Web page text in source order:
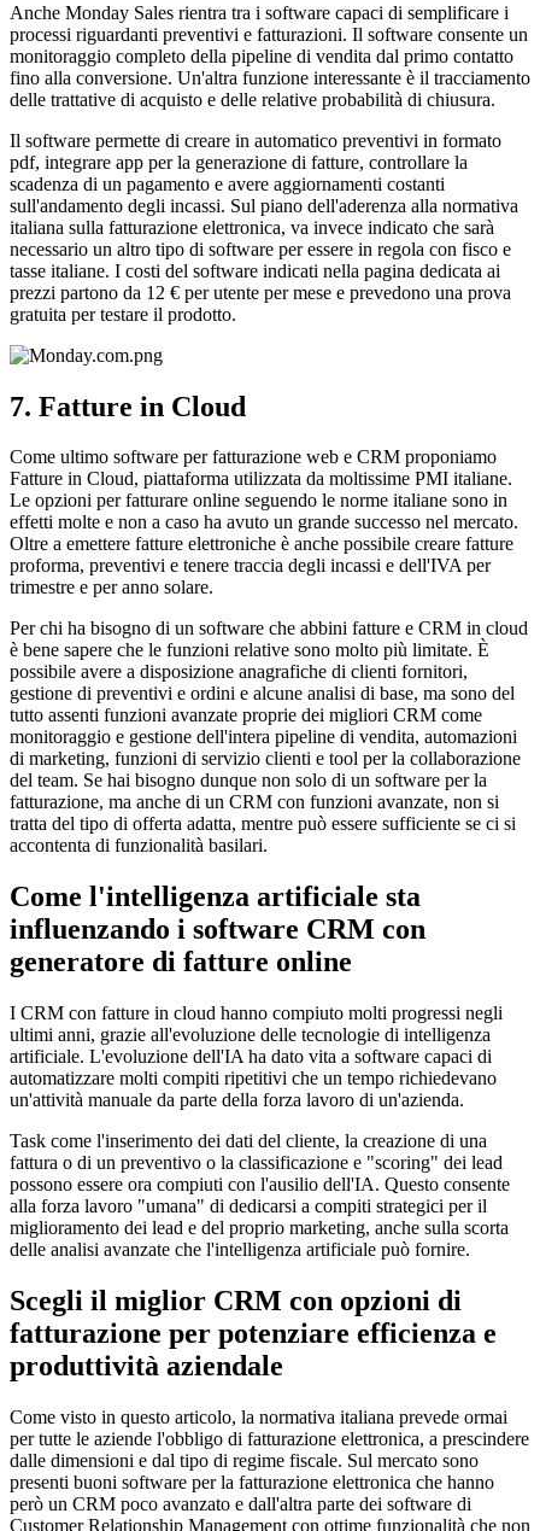
Anche Monday Sales rientra tra i software capaci di semplificare i
processi riguardanti preventivi e fatturazioni. Il software consente un
monitoraggio completo della pipeline di vendita dal primo contatto
fino alla conversione. Un'altra funzione interessante è il tracciamento
delle trattative di acquisto e delle relative probabilità di chiusura.
Il software permette di creare in automatico preventivi in formato
pdf, integrare app per la generazione di fatture, controllare la
scadenza di un pagamento e avere aggiornamenti costanti
sull'andamento degli incassi. Sul piano dell'aderenza alla normativa
italiana sulla fatturazione elettronica, va invece indicato che sarà
necessario un altro tipo di software per essere in regola con fisco e
tasse italiane. I costi del software indicati nella pagina dedicata ai
prezzi partono da 12 € per utente per mese e prevedono una prova
gratuita per testare il prodotto.
7. Fatture in Cloud
Come ultimo software per fatturazione web e CRM proponiamo
Fatture in Cloud, piattaforma utilizzata da moltissime PMI italiane.
Le opzioni per fatturare online seguendo le norme italiane sono in
effetti molte e non a caso ha avuto un grande successo nel mercato.
Oltre a emettere fatture elettroniche è anche possibile creare fatture
proforma, preventivi e tenere traccia degli incassi e dell'IVA per
trimestre e per anno solare.
Per chi ha bisogno di un software che abbini fatture e CRM in cloud
è bene sapere che le funzioni relative sono molto più limitate. È
possibile avere a disposizione anagrafiche di clienti fornitori,
gestione di preventivi e ordini e alcune analisi di base, ma sono del
tutto assenti funzioni avanzate proprie dei migliori CRM come
monitoraggio e gestione dell'intera pipeline di vendita, automazioni
di marketing, funzioni di servizio clienti e tool per la collaborazione
del team. Se hai bisogno dunque non solo di un software per la
fatturazione, ma anche di un CRM con funzioni avanzate, non si
tratta del tipo di offerta adatta, mentre può essere sufficiente se ci si
accontenta di funzionalità basilari.
Come l'intelligenza artificiale sta
influenzando i software CRM con
generatore di fatture online
I CRM con fatture in cloud hanno compiuto molti progressi negli
ultimi anni, grazie all'evoluzione delle tecnologie di intelligenza
artificiale. L'evoluzione dell'IA ha dato vita a software capaci di
automatizzare molti compiti ripetitivi che un tempo richiedevano
un'attività manuale da parte della forza lavoro di un'azienda.
Task come l'inserimento dei dati del cliente, la creazione di una
fattura o di un preventivo o la classificazione e "scoring" dei lead
possono essere ora compiuti con l'ausilio dell'IA. Questo consente
alla forza lavoro "umana" di dedicarsi a compiti strategici per il
miglioramento dei lead e del proprio marketing, anche sulla scorta
delle analisi avanzate che l'intelligenza artificiale può fornire.
Scegli il miglior CRM con opzioni di
fatturazione per potenziare efficienza e
produttività aziendale
Come visto in questo articolo, la normativa italiana prevede ormai
per tutte le aziende l'obbligo di fatturazione elettronica, a prescindere
dalle dimensioni e dal tipo di regime fiscale. Sul mercato sono
presenti buoni software per la fatturazione elettronica che hanno
però un CRM poco avanzato e dall'altra parte dei software di
Customer Relationship Management con ottime funzionalità che non